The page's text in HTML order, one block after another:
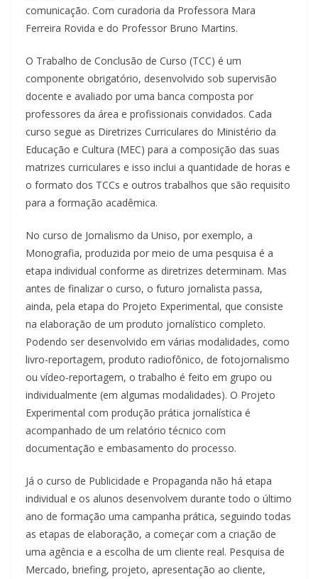
comunicação. Com curadoria da Professora Mara
Ferreira Rovida e do Professor Bruno Martins.
O Trabalho de Conclusão de Curso (TCC) é um
componente obrigatório, desenvolvido sob supervisão
docente e avaliado por uma banca composta por
professores da área e profissionais convidados. Cada
curso segue as Diretrizes Curriculares do Ministério da
Educação e Cultura (MEC) para a composição das suas
matrizes curriculares e isso inclui a quantidade de horas e
o formato dos TCCs e outros trabalhos que são requisito
para a formação acadêmica.
No curso de Jornalismo da Uniso, por exemplo, a
Monografia, produzida por meio de uma pesquisa é a
etapa individual conforme as diretrizes determinam. Mas
antes de finalizar o curso, o futuro jornalista passa,
ainda, pela etapa do Projeto Experimental, que consiste
na elaboração de um produto jornalístico completo.
Podendo ser desenvolvido em várias modalidades, como
livro-reportagem, produto radiofônico, de fotojornalismo
ou vídeo-reportagem, o trabalho é feito em grupo ou
individualmente (em algumas modalidades). O Projeto
Experimental com produção prática jornalística é
acompanhado de um relatório técnico com
documentação e embasamento do processo.
Já o curso de Publicidade e Propaganda não há etapa
individual e os alunos desenvolvem durante todo o último
ano de formação uma campanha prática, seguindo todas
as etapas de elaboração, a começar com a criação de
uma agência e a escolha de um cliente real. Pesquisa de
Mercado, briefing, projeto, apresentação ao cliente,